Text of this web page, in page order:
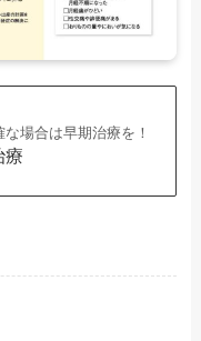
場合は早期治療を！
療